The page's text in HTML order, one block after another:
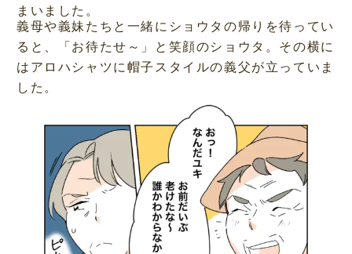
まいました。
義母や義妹たちと一緒にショウタの帰りを待ってい
ると、「お待たせ～」と笑顔のショウタ。その横に
はアロハシャツに帽子スタイルの義父が立っていま
した。